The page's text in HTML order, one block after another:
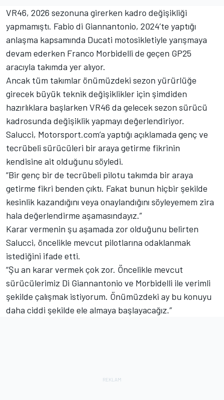
VR46, 2026 sezonuna girerken kadro değişikliği
yapmamıştı. Fabio di Giannantonio, 2024’te yaptığı
anlaşma kapsamında Ducati motosikletiyle yarışmaya
devam ederken Franco Morbidelli de geçen GP25
aracıyla takımda yer alıyor.
Ancak tüm takımlar önümüzdeki sezon yürürlüğe
girecek büyük teknik değişiklikler için şimdiden
hazırlıklara başlarken VR46 da gelecek sezon sürücü
kadrosunda değişiklik yapmayı değerlendiriyor.
Salucci, Motorsport.com’a yaptığı açıklamada genç ve
tecrübeli sürücüleri bir araya getirme fikrinin
kendisine ait olduğunu söyledi.
“Bir genç bir de tecrübeli pilotu takımda bir araya
getirme fikri benden çıktı. Fakat bunun hiçbir şekilde
kesinlik kazandığını veya onaylandığını söyleyemem zira
hala değerlendirme aşamasındayız.”
Karar vermenin şu aşamada zor olduğunu belirten
Salucci, öncelikle mevcut pilotlarına odaklanmak
istediğini ifade etti.
“Şu an karar vermek çok zor. Öncelikle mevcut
sürücülerimiz Di Giannantonio ve Morbidelli ile verimli
şekilde çalışmak istiyorum. Önümüzdeki ay bu konuyu
daha ciddi şekilde ele almaya başlayacağız.”